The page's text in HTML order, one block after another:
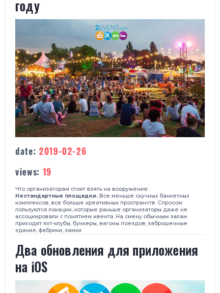
году
date: 2019-02-26
views: 19
Что организаторам стоит взять на вооружение:
Нестандартные площадки. Все меньше скучных банкетных
комплексов, все больше креативных пространств. Спросом
пользуются локации, которые раньше организаторы даже не
ассоциировали с понятием ивента. На смену обычным залам
приходят яхт-клубы, бункеры, вагоны поездов, заброшенные
здания, фабрики, замки
Два обновления для приложения
на iOS